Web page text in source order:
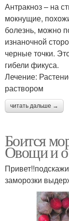
Антракноз – на
мокнущие,
болезнь, можно
изнаночной
черные точки.
гибели фикуса.
Лечение:
раствором
читать дальше →
Боится
Овощи и
заморозки